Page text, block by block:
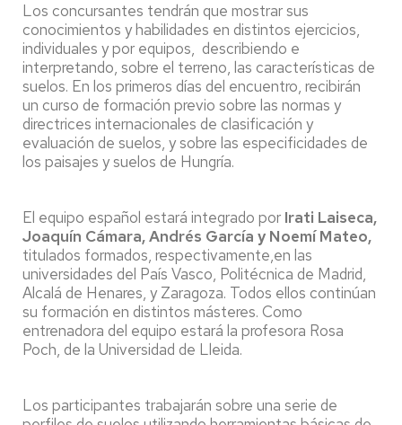
Los concursantes tendrán que mostrar sus
conocimientos y habilidades en distintos ejercicios,
individuales y por equipos, describiendo e
interpretando, sobre el terreno, las características de
suelos. En los primeros días del encuentro, recibirán
un curso de formación previo sobre las normas y
directrices internacionales de clasificación y
evaluación de suelos, y sobre las especificidades de
los paisajes y suelos de Hungría.
El equipo español estará integrado por Irati Laiseca,
Joaquín Cámara, Andrés García y Noemí Mateo,
titulados formados, respectivamente,en las
universidades del País Vasco, Politécnica de Madrid,
Alcalá de Henares, y Zaragoza. Todos ellos continúan
su formación en distintos másteres. Como
entrenadora del equipo estará la profesora Rosa
Poch, de la Universidad de Lleida.
Los participantes trabajarán sobre una serie de